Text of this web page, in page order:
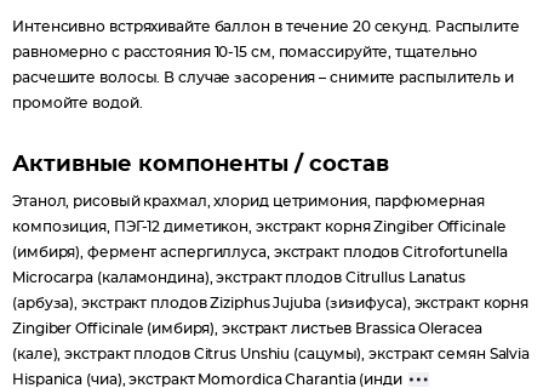
Интенсивно встряхивайте баллон в течение 20 секунд. Распылите
равномерно с расстояния 10-15 см, помассируйте, тщательно
расчешите волосы. В случае засорения – снимите распылитель и
промойте водой.
Активные компоненты / состав
Этанол, рисовый крахмал, хлорид цетримония, парфюмерная
композиция, ПЭГ-12 диметикон, экстракт корня Zingiber Officinale
(имбиря), фермент аспергиллуса, экстракт плодов Citrofortunella
Microcarpa (каламондина), экстракт плодов Citrullus Lanatus
(арбуза), экстракт плодов Ziziphus Jujuba (зизифуса), экстракт корня
Zingiber Officinale (имбиря), экстракт листьев Brassica Oleracea
(кале), экстракт плодов Citrus Unshiu (сацумы), экстракт семян Salvia
Hispanica (чиа), экстракт Momordica Charantia (инди